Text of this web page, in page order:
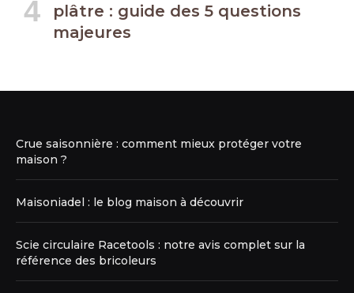
plâtre : guide des 5 questions
majeures
Crue saisonnière : comment mieux protéger votre
maison ?
Maisoniadel : le blog maison à découvrir
Scie circulaire Racetools : notre avis complet sur la
référence des bricoleurs